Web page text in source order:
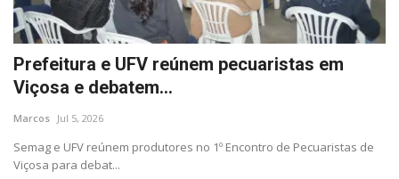
Prefeitura e UFV reúnem pecuaristas em
Viçosa e debatem...
Marcos Jul 5, 2026
Semag e UFV reúnem produtores no 1º Encontro de Pecuaristas de
Viçosa para debat...